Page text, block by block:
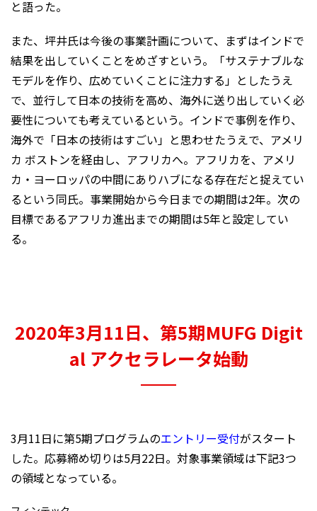
と語った。
また、坪井氏は今後の事業計画について、まずはインドで
結果を出していくことをめざすという。「サステナブルな
モデルを作り、広めていくことに注力する」としたうえ
で、並行して日本の技術を高め、海外に送り出していく必
要性についても考えているという。インドで事例を作り、
海外で「日本の技術はすごい」と思わせたうえで、アメリ
カ ボストンを経由し、アフリカへ。アフリカを、アメリ
カ・ヨーロッパの中間にありハブになる存在だと捉えてい
るという同氏。事業開始から今日までの期間は2年。次の
目標であるアフリカ進出までの期間は5年と設定してい
る。
2020年3月11日、第5期MUFG Digit
al アクセラレータ始動
3月11日に第5期プログラムのエントリー受付がスタート
した。応募締め切りは5月22日。対象事業領域は下記3つ
の領域となっている。